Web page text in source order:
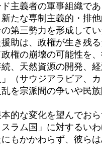
義者の軍事組織で
たな専制主義的・排
三勢力を形成して
助は、政権が生き残
の崩壊の可能性を
、天然資源の開発、
サウジアラビア、
を宗派間の争いや民
な変化を望んでお
ラム国」に対するい
かかわらず、彼ら